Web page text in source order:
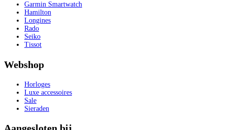
Garmin Smartwatch
Hamilton
Longines
Rado
Seiko
Tissot
Webshop
Horloges
Luxe accessoires
Sale
Sieraden